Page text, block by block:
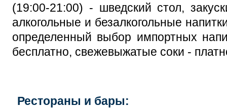
(19:00-21:00) - шведский стол,
алкогольные и безалкогольные
определенный выбор импортных
бесплатно, свежевыжатые соки -
Рестораны и бары: